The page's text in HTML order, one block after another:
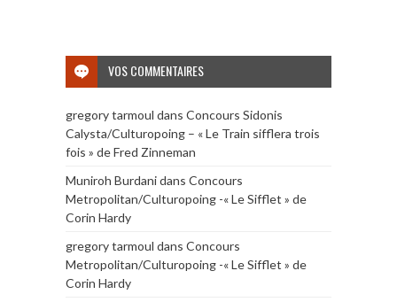
VOS COMMENTAIRES
gregory tarmoul dans Concours Sidonis
Calysta/Culturopoing – « Le Train sifflera trois
fois » de Fred Zinneman
Muniroh Burdanidans Concours
Metropolitan/Culturopoing -« Le Sifflet » de
Corin Hardy
gregory tarmoul dans Concours
Metropolitan/Culturopoing -« Le Sifflet » de
Corin Hardy